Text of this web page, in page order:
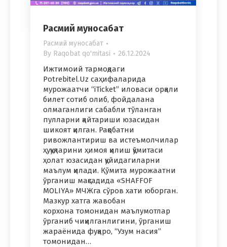
Расмий муносабат
Расмий муносабат
By Raqobat qo'mitasi 26.12.2024
Ижтимоий тармоқдаги
Potrebitel.Uz саҳифаларида
мурожаатчи “iTicket” иловаси орқали
билет сотиб олиб, фойдалана
олмаганлиги сабабли тўланган
пулларни қайтариши юзасидан
шикоят қилган. Рақобатни
ривожлантириш ва истеъмолчилар
ҳуқуқларини ҳимоя қилиш қўмитаси
ҳолат юзасидан қуйидагиларни
маълум қилади. Қўмита мурожаатни
ўрганиш мақсадида «SHAFFOF
MOLIYA» МЧЖга сўров хати юборган.
Мазкур хатга жавобан
корхона томонидан маълумотлар
ўрганиб чиқилганлигини, ўрганиш
жараёнида фуқаро, “Узум насия”
томонидан…